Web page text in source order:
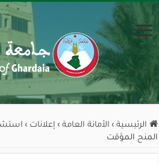
الرئيسية › الأمانة العامة › إعلانات ›
المنح المؤقت